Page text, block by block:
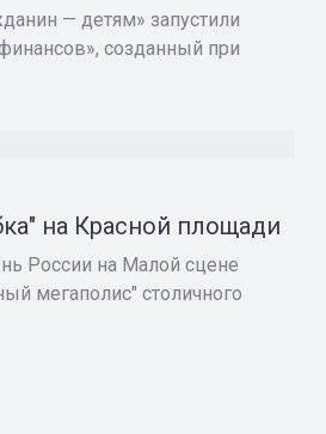
— детям» запустили
созданный при
на Красной площади
России на Малой сцене
мегаполис" столичного